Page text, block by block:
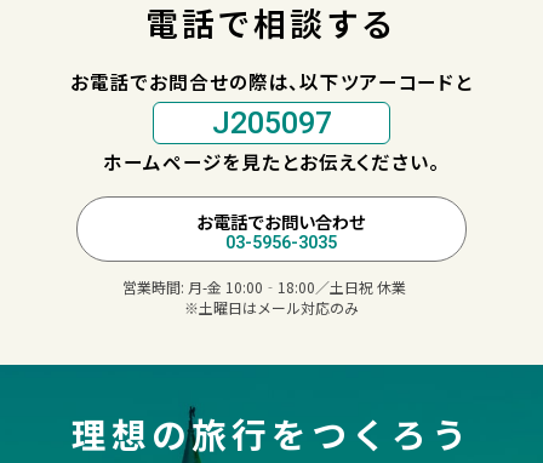
電話で相談する
お電話でお問合せの際は、以下ツアーコードと
J205097
ホームページを見たとお伝えください。
お電話でお問い合わせ
03-5956-3035
営業時間: 月-金 10:00‐18:00／土日祝 休業
※土曜日はメール対応のみ
理想の旅行をつくろう